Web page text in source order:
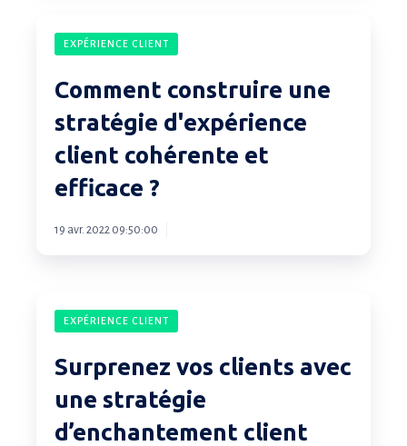
décline
Comment
construire
une
stratégie
d'expérience
client
cohérente
efficace
EXPÉRIENCE CLIENT
Comment construire une
stratégie d'expérience
client cohérente et
efficace ?
19 avr. 2022 09:50:00
Surprenez
vos
clients
avec
une
stratégie
EXPÉRIENCE CLIENT
Surprenez vos clients avec
une stratégie
d’enchantement client